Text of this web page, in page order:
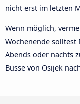
nicht erst im letzten
Wenn möglich,
Wochenende solltest
Abends oder nachts
Busse von Osijek